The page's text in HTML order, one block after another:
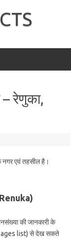
रेणुका,
एवं तहसील है।
की जानकारी के
list) से देख सकते